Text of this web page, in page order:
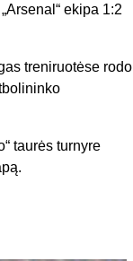
Arsenal “ ekipa 1:2
treniruotėse rodo
taurės turnyre
.